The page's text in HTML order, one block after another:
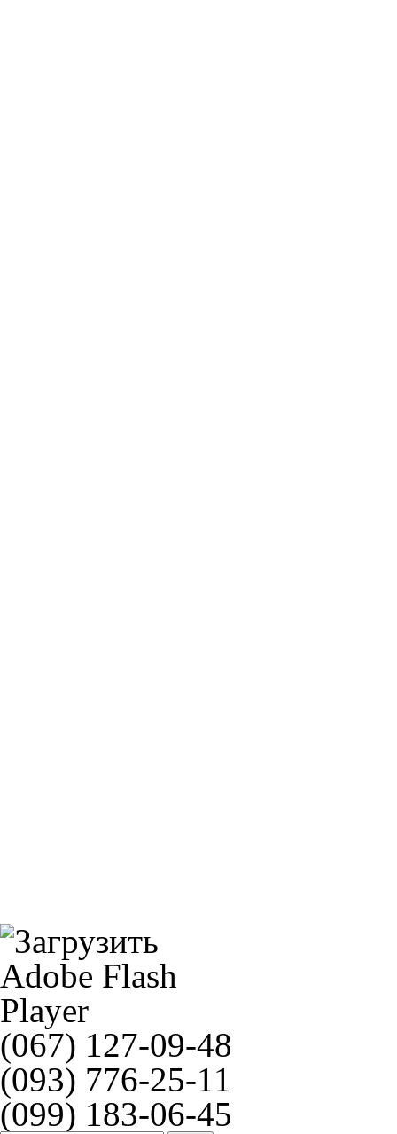
(067) 127-09-48
(093) 776-25-11
(099) 183-06-45